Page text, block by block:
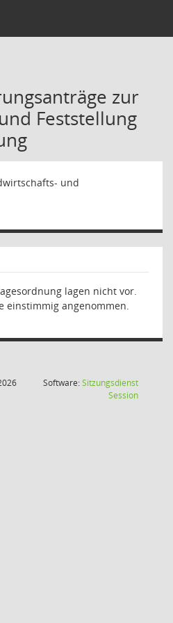
zur
Feststellung
und
lagen nicht vor.
einstimmig angenommen.
Software:Sitzungsdienst
Session(Wird in